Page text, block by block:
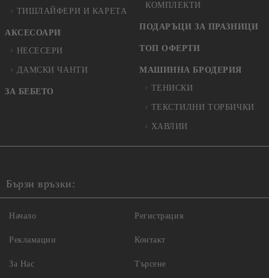
ТИШЛАЙФЕРИ И КАРЕТА
АКСЕСОАРИ
НЕСЕСЕРИ
ДАМСКИ ЧАНТИ
ЗА БЕБЕТО
КОМПЛЕКТИ
ПОДАРЪЦИ ЗА ПРАЗНИЦИ
ТОП ОФЕРТИ
МАШИННА БРОДЕРИЯ
ТЕНИСКИ
ТЕКСТИЛНИ ТОРБИЧКИ
ХАВЛИИ
Бързи връзки:
Начало
Рекламации
За Нас
Регистрация
Контакт
Търсене